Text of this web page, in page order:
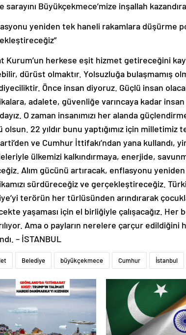
sarayını Büyükçekmece’mize inşallah
yeniden tek haneli rakamlara düşürme
Kurum’un herkese eşit hizmet getireceğini
dürüst olmaktır. Yolsuzluğa bulaşmamış
Önce insan diyoruz. Güçlü insan
adalete, güvenliğe varıncaya kadar
O zaman insanımızı her alanda
olsun. 22 yıldır bunu yaptığımız için milletimiz
ve Cumhur İttifakı’ndan yana kullandı,
ülkemizi kalkındırmaya, enerjide,
Alım gücünü artıracak, enflasyonu
sürdüreceğiz ve gerçekleştireceğiz.
terörün her türlüsünden arındırarak
yaşaması için el birliğiyle çalışacağız.
Ama o payların nerelere çarçur
– İSTANBUL
Belediye büyükçekmece Cumhur İstanbul